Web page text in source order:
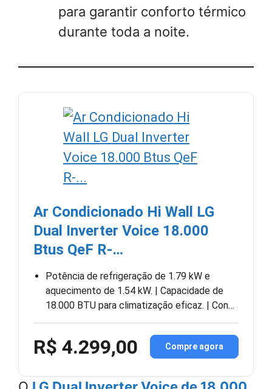
para garantir conforto térmico
durante toda a noite.
Ar Condicionado Hi Wall LG
Dual Inverter Voice 18.000
Btus QeF R-…
Potência de refrigeração de 1.79 kW e
aquecimento de 1.54 kW. | Capacidade de
18.000 BTU para climatização eficaz. | Con…
R$ 4.299,00 Compre agora